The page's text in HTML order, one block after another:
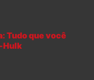
Tudo que você
Hulk